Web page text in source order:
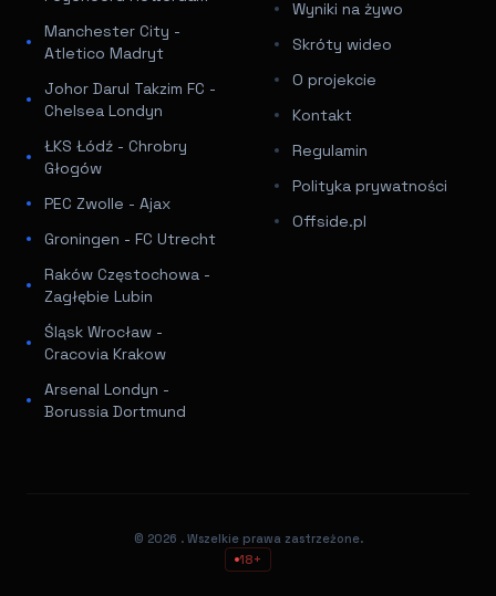
Manchester City -
Atletico Madryt
Johor Darul Takzim FC -
Chelsea Londyn
ŁKS Łódź - Chrobry
Głogów
PEC Zwolle - Ajax
Groningen - FC Utrecht
Raków Częstochowa -
Zagłębie Lubin
Śląsk Wrocław -
Cracovia Krakow
Arsenal Londyn -
Borussia Dortmund
Wyniki na żywo
Skróty wideo
O projekcie
Kontakt
Regulamin
Polityka prywatności
Offside.pl
© 2026 . Wszelkie prawa zastrzeżone.
18+